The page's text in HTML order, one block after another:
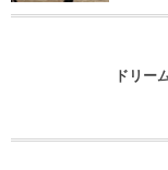
ドリー